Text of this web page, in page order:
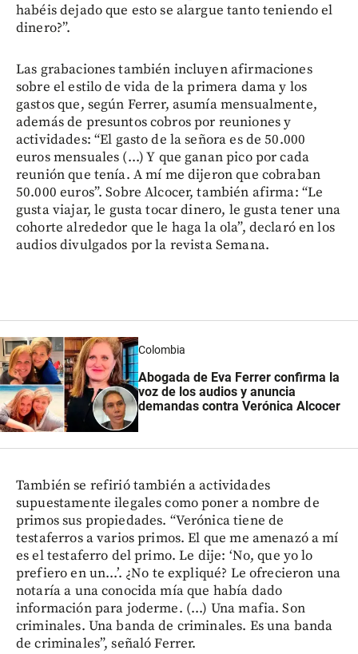
habéis dejado que esto se alargue tanto teniendo el
dinero?”.
Las grabaciones también incluyen afirmaciones
sobre el estilo de vida de la primera dama y los
gastos que, según Ferrer, asumía mensualmente,
además de presuntos cobros por reuniones y
actividades: “El gasto de la señora es de 50.000
euros mensuales (...) Y que ganan pico por cada
reunión que tenía. A mí me dijeron que cobraban
50.000 euros”. Sobre Alcocer, también afirma: “Le
gusta viajar, le gusta tocar dinero, le gusta tener una
cohorte alrededor que le haga la ola”, declaró en los
audios divulgados por la revista Semana.
Colombia
Abogada de Eva Ferrer confirma la
voz de los audios y anuncia
demandas contra Verónica Alcocer
También se refirió también a actividades
supuestamente ilegales como poner a nombre de
primos sus propiedades. “Verónica tiene de
testaferros a varios primos. El que me amenazó a mí
es el testaferro del primo. Le dije: ‘No, que yo lo
prefiero en un...’. ¿No te expliqué? Le ofrecieron una
notaría a una conocida mía que había dado
información para joderme. (...) Una mafia. Son
criminales. Una banda de criminales. Es una banda
de criminales”, señaló Ferrer.